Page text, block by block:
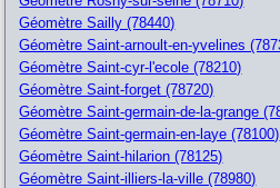
Géomètre Sailly (78440)
Géomètre Saint-arnoult-en-yvelines
Géomètre Saint-cyr-l'ecole (78210)
Géomètre Saint-forget (78720)
Géomètre Saint-germain-de-la-grange
Géomètre Saint-germain-en-laye (78100)
Géomètre Saint-hilarion (78125)
Géomètre Saint-illiers-la-ville (78980)